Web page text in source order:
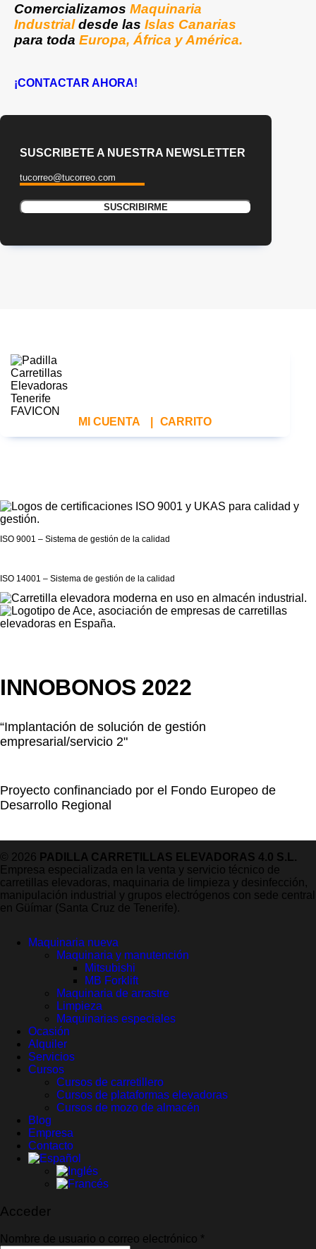
Comercializamos Maquinaria
Industrialdesde las Islas Canarias
para toda Europa, África y América.
¡CONTACTAR AHORA!
SUSCRIBETE A NUESTRA NEWSLETTER
MI CUENTA CARRITO
ISO 9001 – Sistema de gestión de la calidad
ISO 14001 – Sistema de gestión de la calidad
INNOBONOS 2022
“Implantación de solución de gestión
empresarial/servicio 2"
Proyecto confinanciado por el Fondo Europeo de
Desarrollo Regional
© 2026 PADILLA CARRETILLAS ELEVADORAS 4.0 S.L.
Empresa especializada en la venta y servicio técnico de
carretillas elevadoras, maquinaria de limpieza y desinfección,
manipulación industrial y grupos electrógenos con sede central
en Güímar (Santa Cruz de Tenerife).
Maquinaria nueva
Maquinaria y manutención
Mitsubishi
MB Forklift
Maquinaria de arrastre
Limpieza
Maquinarias especiales
Ocasión
Alquiler
Servicios
Cursos
Cursos de carretillero
Cursos de plataformas elevadoras
Cursos de mozo de almacén
Blog
Empresa
Contacto
Acceder
Nombre de usuario o correo electrónico *